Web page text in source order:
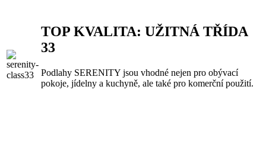
TOP KVALITA: UŽITNÁ TŘÍDA
33
Podlahy SERENITY jsou vhodné nejen pro obývací
pokoje, jídelny a kuchyně, ale také pro komerční použití.